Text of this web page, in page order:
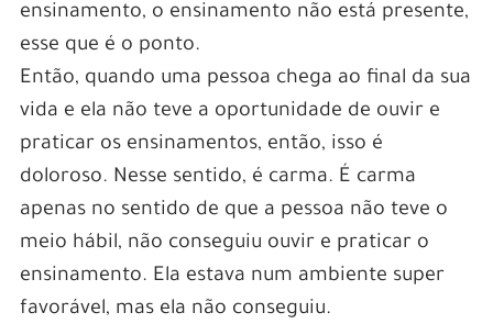
ensinamento, o ensinamento não está presente,
esse que é o ponto.
Então, quando uma pessoa chega ao final da sua
vida e ela não teve a oportunidade de ouvir e
praticar os ensinamentos, então, isso é
doloroso. Nesse sentido, é carma. É carma
apenas no sentido de que a pessoa não teve o
meio hábil, não conseguiu ouvir e praticar o
ensinamento. Ela estava num ambiente super
favorável, mas ela não conseguiu.